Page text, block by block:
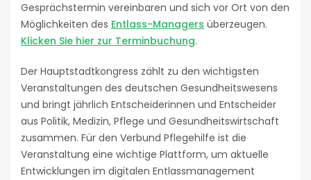
Gesprächstermin vereinbaren und sich vor Ort von den
Möglichkeiten des Entlass-Managers überzeugen.
Klicken Sie hier zur Terminbuchung.
Der Hauptstadtkongress zählt zu den wichtigsten
Veranstaltungen des deutschen Gesundheitswesens
und bringt jährlich Entscheiderinnen und Entscheider
aus Politik, Medizin, Pflege und Gesundheitswirtschaft
zusammen. Für den Verbund Pflegehilfe ist die
Veranstaltung eine wichtige Plattform, um aktuelle
Entwicklungen im digitalen Entlassmanagement